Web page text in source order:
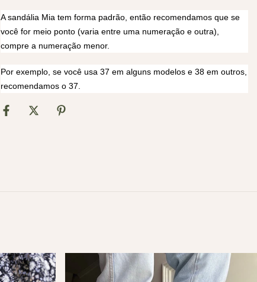
A sandália Mia tem forma padrão, então recomendamos que se
você for meio ponto (varia entre uma numeração e outra),
compre a numeração menor.
Por exemplo, se você usa 37 em alguns modelos e 38 em outros,
recomendamos o 37.